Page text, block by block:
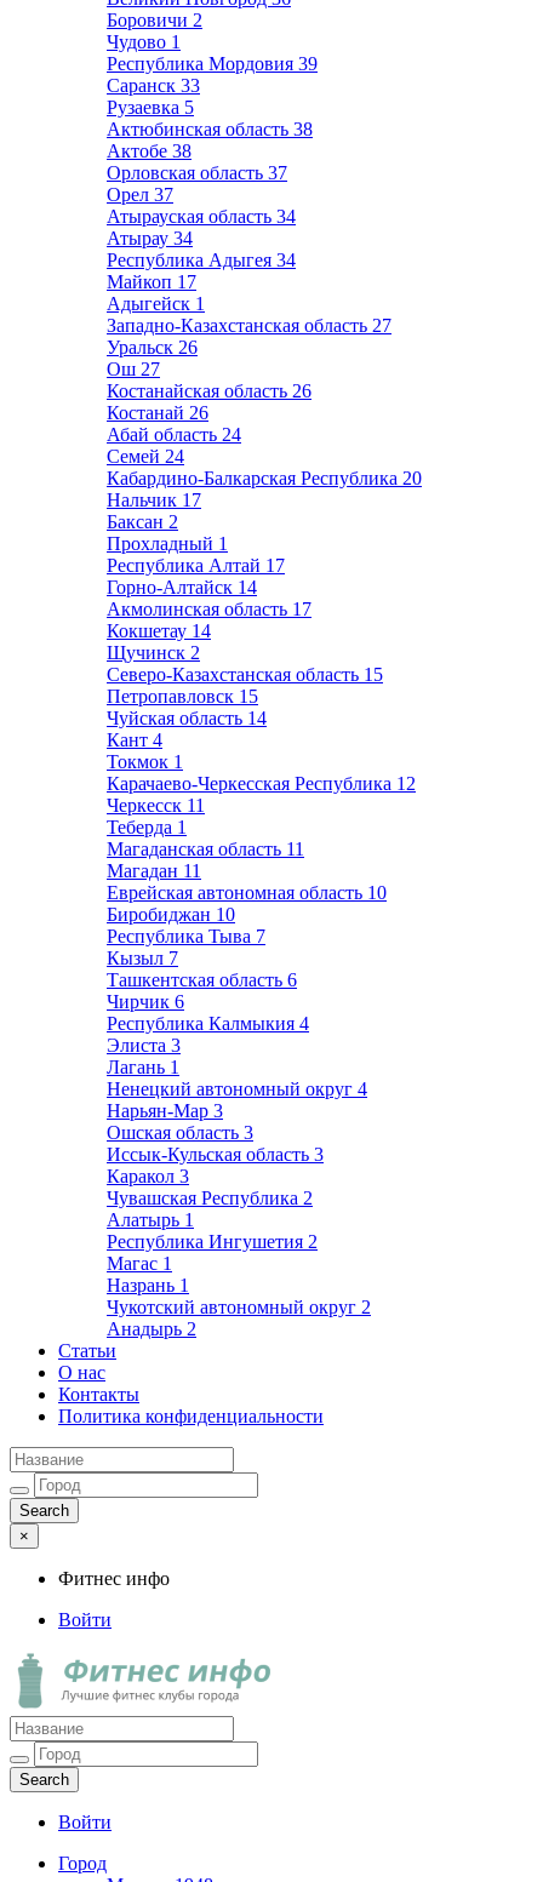
Боровичи 2
Чудово 1
Республика Мордовия 39
Саранск 33
Рузаевка 5
Актюбинская область 38
Актобе 38
Орловская область 37
Орел 37
Атырауская область 34
Атырау 34
Республика Адыгея 34
Майкоп 17
Адыгейск 1
Западно-Казахстанская область 27
Уральск 26
Ош 27
Костанайская область 26
Костанай 26
Абай область 24
Семей 24
Кабардино-Балкарская Республика 20
Нальчик 17
Баксан 2
Прохладный 1
Республика Алтай 17
Горно-Алтайск 14
Акмолинская область 17
Кокшетау 14
Щучинск 2
Северо-Казахстанская область 15
Петропавловск 15
Чуйская область 14
Кант 4
Токмок 1
Карачаево-Черкесская Республика 12
Черкесск 11
Теберда 1
Магаданская область 11
Магадан 11
Еврейская автономная область 10
Биробиджан 10
Республика Тыва 7
Кызыл 7
Ташкентская область 6
Чирчик 6
Республика Калмыкия 4
Элиста 3
Лагань 1
Ненецкий автономный округ 4
Нарьян-Мар 3
Ошская область 3
Иссык-Кульская область 3
Каракол 3
Чувашская Республика 2
Алатырь 1
Республика Ингушетия 2
Магас 1
Назрань 1
Чукотский автономный округ 2
Анадырь 2
Статьи
О нас
Контакты
Политика конфиденциальности
×
Фитнес инфо
Войти
Фитнес инфо
Лучшие фитнес клубы города
Войти
Город